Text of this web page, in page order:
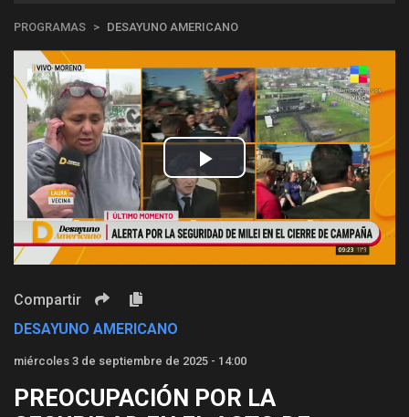
PROGRAMAS DESAYUNO AMERICANO
Play
Video
Compartir
DESAYUNO AMERICANO
miércoles 3 de septiembre de 2025 - 14:00
PREOCUPACIÓN POR LA